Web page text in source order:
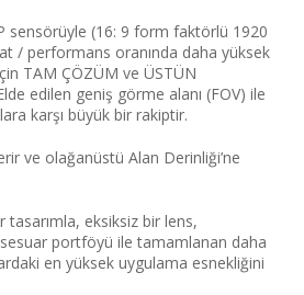
sensörüyle (16: 9 form faktörlü 1920
/ performans oranında daha yüksek
TAM ÇÖZÜM ve ÜSTÜN
edilen geniş görme alanı (FOV) ile
karşı büyük bir rakiptir.
ve olağanüstü Alan Derinliği’ne
eksiksiz bir lens,
portföyü ile tamamlanan daha
en yüksek uygulama esnekliğini